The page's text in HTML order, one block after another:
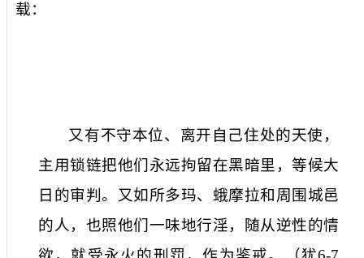
载：
又有不守本位、离开自己住处的天使，
主用锁链把他们永远拘留在黑暗里，等候大
日的审判。又如所多玛、蛾摩拉和周围城邑
的人，也照他们一味地行淫，随从逆性的情